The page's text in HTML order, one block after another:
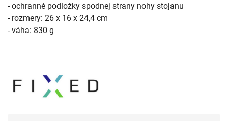
- ochranné podložky spodnej strany nohy stojanu
- rozmery: 26 x 16 x 24,4 cm
- váha: 830 g